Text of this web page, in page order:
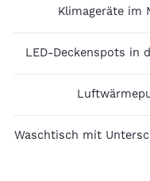
Klimageräte im
LED-Deckenspots in
Waschtisch mit